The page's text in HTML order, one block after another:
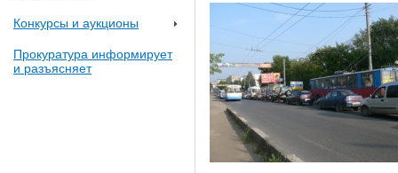
Конкурсы и аукционы
Прокуратура информирует
и разъясняет